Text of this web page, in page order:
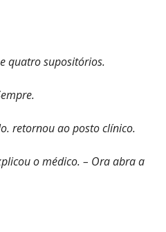
quatro supositórios.
retornou ao posto clínico.
o médico. – Ora abra a